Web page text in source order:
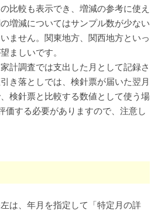
比較も表示でき、増減の参考に使え
増減についてはサンプル数が少ない
ません。関東地方、関西地方といっ
ましいです。
計調査では支出した月として記録さ
き落としでは、検針票が届いた翌月
検針票と比較する数値として使う場
価する必要がありますので、注意し
は、年月を指定して「特定月の詳